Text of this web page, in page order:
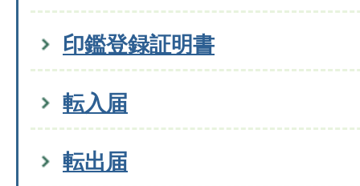
印鑑登録証明書
転入届
転出届